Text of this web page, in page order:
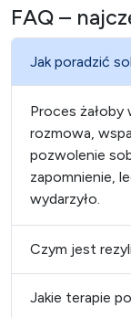
FAQ –
Jak poradzić
Proces żałoby
rozmowa,
pozwolenie
zapomnienie,
wydarzyło.
Czym jest
Jakie terapie